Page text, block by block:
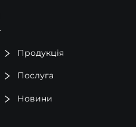
Продукція
Послуга
Новини